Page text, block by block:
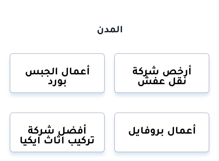
المدن
أرخص شركة
نقل عفش
أعمال الجبس
بورد
أعمال بروفايل
أفضل شركة
تركيب اثاث ايكيا